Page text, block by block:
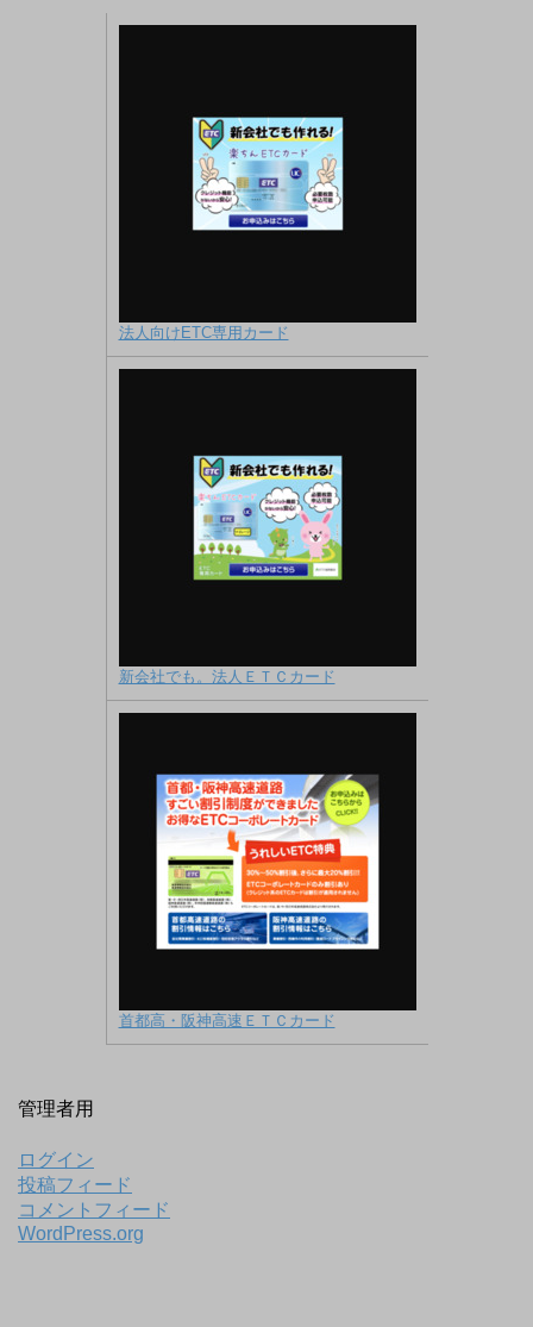
法人向けETC専用カード
新会社でも。法人ＥＴＣカード
首都高・阪神高速ＥＴＣカード
管理者用
ログイン
投稿フィード
コメントフィード
WordPress.org